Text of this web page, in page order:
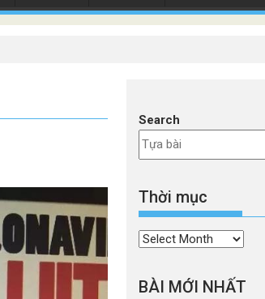
Search
Thời mục
Thời
BÀI MỚI NHẤT